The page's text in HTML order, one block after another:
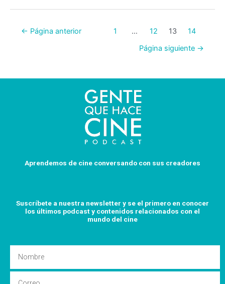
← Página anterior 1 … 12 13
14
Página siguiente →
Aprendemos de cine conversando con sus creadores
Suscríbete a nuestra newsletter y se el primero en conocer
los últimos podcast y contenidos relacionados con el
mundo del cine